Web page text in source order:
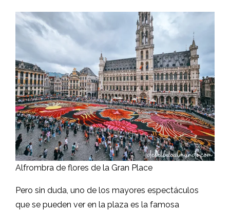
Alfrombra de flores de la Gran Place
Pero sin duda, uno de los mayores espectáculos
que se pueden ver en la plaza es la famosa